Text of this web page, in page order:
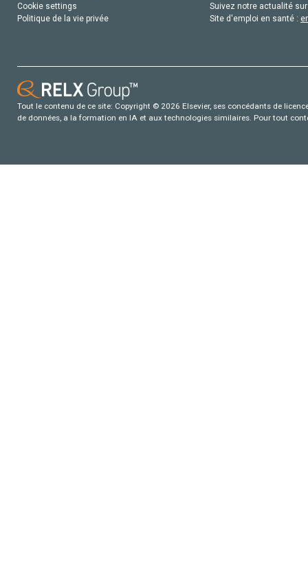
Cookie settings
Politique de la vie privée
Suivez notre actualité
Site d'emploi en santé :
Tout le contenu de ce site: Copyright © 2026 Elsevier, ses concédants de
de données, a la formation en IA et aux technologies similaires. Pour tout